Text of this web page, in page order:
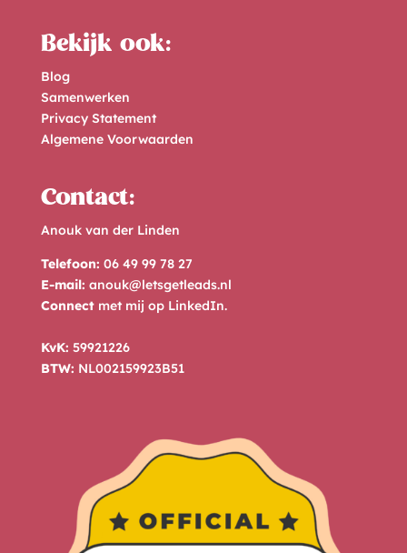
Bekijk ook:
Blog
Samenwerken
Privacy Statement
Algemene Voorwaarden
Contact:
Anouk van der Linden
Telefoon: 06 49 99 78 27
E-mail: anouk@letsgetleads.nl
Connectmet mij op LinkedIn.
KvK: 59921226
BTW: NL002159923B51